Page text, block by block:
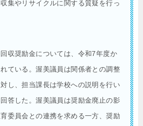
集やリサイクルに関する質疑を行っ
収奨励金については、令和7年度か
ている。渥美議員は関係者との調整
し、担当課長は学校への説明を行い
答した。渥美議員は奨励金廃止の影
委員会との連携を求める一方、奨励